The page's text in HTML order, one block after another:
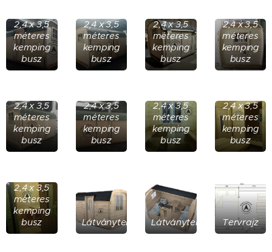
2,4 x 3,5
méteres
kemping
busz
2,4 x 3,5
méteres
kemping
busz
2,4 x 3,5
méteres
kemping
busz
2,4 x 3,5
méteres
kemping
busz
2,4 x 3,5
méteres
kemping
busz
2,4 x 3,5
méteres
kemping
busz
2,4 x 3,5
méteres
kemping
busz
2,4 x 3,5
méteres
kemping
busz
2,4 x 3,5
méteres
kemping
busz
Látványterv Látványterv Tervrajz